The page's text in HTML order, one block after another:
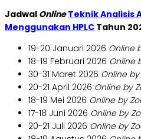
Jadwal Online Teknik Analisis
Menggunakan HPLC Tahun
19-20 Januari 2026 Online
18-19 Februari 2026 Online
30-31 Maret 2026 Online
20-21 April 2026 Online by
18-19 Mei 2026 Online by
17-18 Juni 2026 Online by
20-21 Juli 2026 Online by